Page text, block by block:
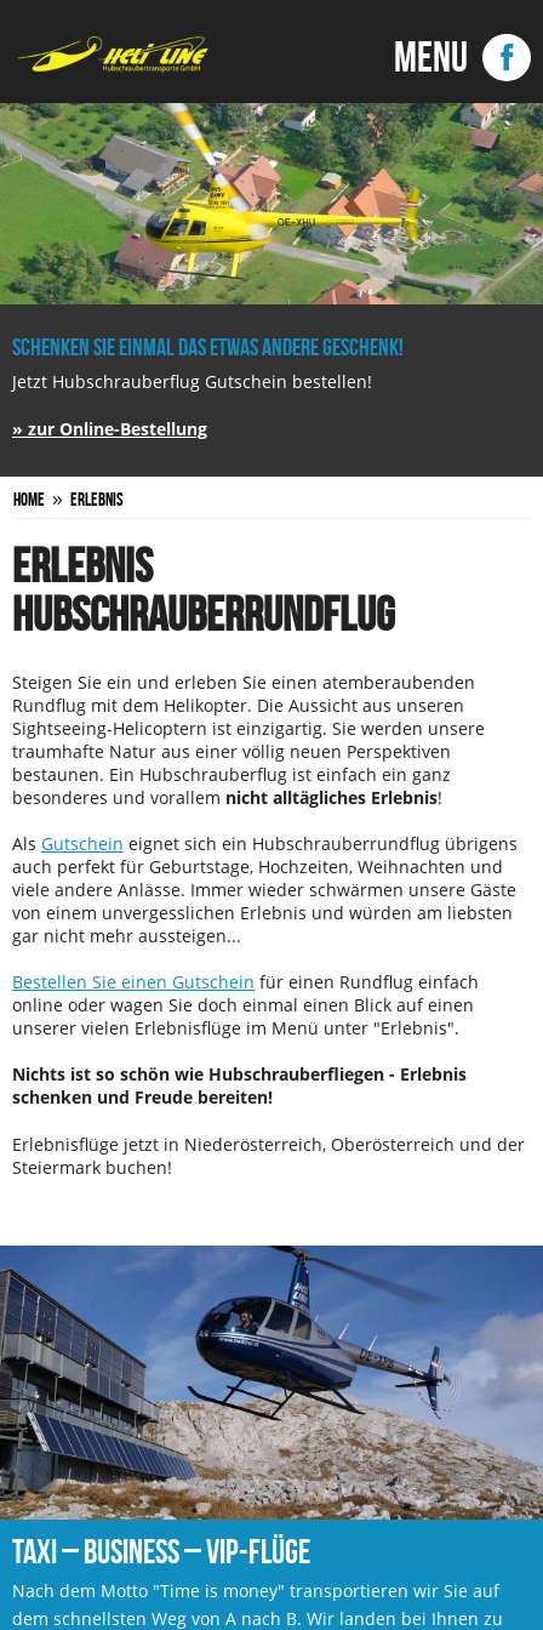
Schenken Sie einmal das etwas andere Geschenk!
Jetzt Hubschrauberflug Gutschein bestellen!
» zur Online-Bestellung
Home » Erlebnis
ERLEBNIS
HUBSCHRAUBERRUNDFLUG
Steigen Sie ein und erleben Sie einen atemberaubenden
Rundflug mit dem Helikopter. Die Aussicht aus unseren
Sightseeing-Helicoptern ist einzigartig. Sie werden unsere
traumhafte Natur aus einer völlig neuen Perspektiven
bestaunen. Ein Hubschrauberflug ist einfach ein ganz
besonderes und vorallem nicht alltägliches Erlebnis!
Als Gutschein eignet sich ein Hubschrauberrundflug übrigens
auch perfekt für Geburtstage, Hochzeiten, Weihnachten und
viele andere Anlässe. Immer wieder schwärmen unsere Gäste
von einem unvergesslichen Erlebnis und würden am liebsten
gar nicht mehr aussteigen...
Bestellen Sie einen Gutschein für einen Rundflug einfach
online oder wagen Sie doch einmal einen Blick auf einen
unserer vielen Erlebnisflüge im Menü unter "Erlebnis".
Nichts ist so schön wie Hubschrauberfliegen - Erlebnis
schenken und Freude bereiten!
Erlebnisflüge jetzt in Niederösterreich, Oberösterreich und der
Steiermark buchen!
TAXI – BUSINESS – VIP-FLÜGE
Nach dem Motto "Time is money" transportieren wir Sie auf
dem schnellsten Weg von A nach B. Wir landen bei Ihnen zu